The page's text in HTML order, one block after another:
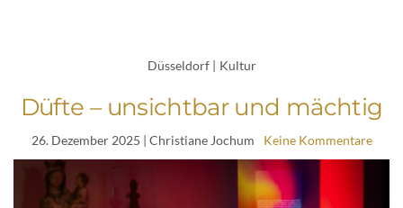
Düsseldorf | Kultur
Düfte – unsichtbar und mächtig
26. Dezember 2025 | Christiane Jochum Keine Kommentare